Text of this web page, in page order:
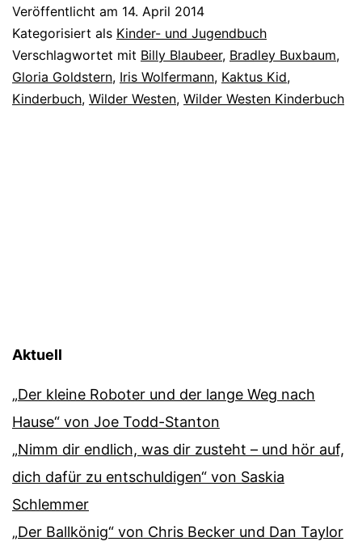
Veröffentlicht am 14. April 2014
Kategorisiert als Kinder- und Jugendbuch
Verschlagwortet mit Billy Blaubeer, Bradley Buxbaum,
Gloria Goldstern, Iris Wolfermann, Kaktus Kid,
Kinderbuch, Wilder Westen, Wilder Westen Kinderbuch
Aktuell
„Der kleine Roboter und der lange Weg nach
Hause“ von Joe Todd-Stanton
„Nimm dir endlich, was dir zusteht – und hör auf,
dich dafür zu entschuldigen“ von Saskia
Schlemmer
„Der Ballkönig“ von Chris Becker und Dan Taylor